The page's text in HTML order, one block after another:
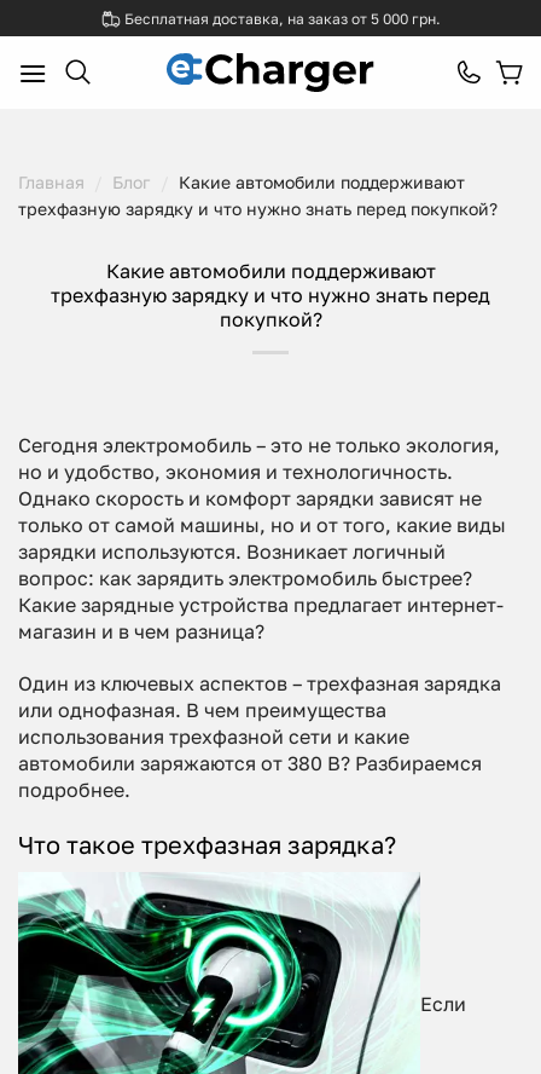
to
content
Бесплатная доставка, на заказ от 5 000 грн.
Главная Блог
Какие автомобили поддерживают
трехфазную зарядку и что нужно знать перед покупкой?
Какие автомобили поддерживают
трехфазную зарядку и что нужно знать перед
покупкой?
Сегодня электромобиль – это не только экология,
но и удобство, экономия и технологичность.
Однако скорость и комфорт зарядки зависят не
только от самой машины, но и от того, какие виды
зарядки используются. Возникает логичный
вопрос: как зарядить электромобиль быстрее?
Какие зарядные устройства предлагает интернет-
магазин и в чем разница?
Один из ключевых аспектов – трехфазная зарядка
или однофазная. В чем преимущества
использования трехфазной сети и какие
автомобили заряжаются от 380 В? Разбираемся
подробнее.
Что такое трехфазная зарядка?
Если